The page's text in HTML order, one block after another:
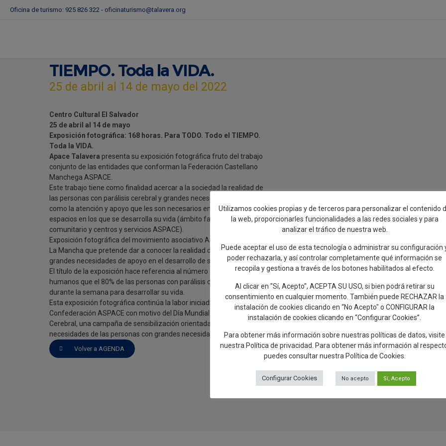
Oficina de turismo: 925 826 322 - oficinaturismo@talavera.org
TIEMPO. Toda la VIDA.
25 de abril al 14 de mayo del 2022
Centro Cultural El Salvador
25 de abril al 14 de mayo
Exposición fotográfica: 168 horas. Para TODO. Todo el TIEMPO.
Toda la VIDA.
Apace Talavera presenta su exposición fotográfica fruto del trabajo
conjunto de las entidades que conforman la Federación Castellano
Manchega ASPACE.
Este trabajo tiene como finalidad acercar a la sociedad la realidad de
las personas con parálisis cerebral y grandes necesidades de apoyo así
como la atención y apoyo que les son necesarios en los diferentes
espacios en los que se desarrolla su vida (ámbito familiar, entorno
comunitario y centros y servicios ASPACE).
Exposición fotográfica del movimiento asociativo ASPACE en Castilla
La Mancha que pretende dar a conocer la realidad de las personas con
grandes necesidades de apoyo en el desarrollo de su vida diaria.
El título de la exposición hace referencia al número de horas de apoyos
humanos que el 80% de las personas con parálisis cerebral necesita
durante la semana para desarrollar su vida.
Esta exposición fotográfica continúa la labor iniciada por la
Confederación ASPACE con motivo del Día Mundial de la Parálisis
Cerebral, una campaña de sensibilización orientada a visibilizar las
necesidades de las personas con grandes necesidades de apoyo.
Volver a AGENDA
Utilizamos cookies propias y de terceros para personalizar el contenido
la web, proporcionarles funcionalidades a las redes sociales y para
analizar el tráfico de nuestra web.
Puede aceptar el uso de esta tecnología o administrar su configuración
poder rechazarla, y así controlar completamente qué información se
recopila y gestiona a través de los botones habilitados al efecto.
Al clicar en "Sí, Acepto", ACEPTA SU USO, si bien podrá retirar su
consentimiento en cualquier momento. También puede RECHAZAR la
instalación de cookies clicando en “No Acepto" o CONFIGURAR la
instalación de cookies clicando en “Configurar Cookies”.
Para obtener más información sobre nuestras políticas de datos, visite
nuestra Política de privacidad. Para obtener más información al
puedes consultar nuestra Política de Cookies.
Configurar Cookies No acepto Sí, Acepto